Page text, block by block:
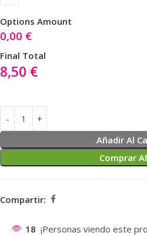
Options Amount
0,00 €
Final Total
8,50 €
Añadir Al
Comprar
Compartir:
18 ¡Personas viendo este